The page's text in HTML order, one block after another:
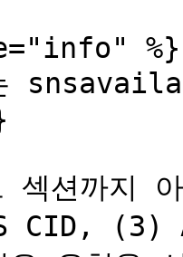
%}
섹션까지
CID, (3)